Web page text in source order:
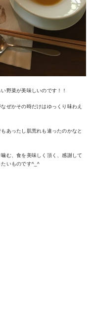
野菜が美味しいのです！！
ぜかその時だけはゆっくり味わえ
あったし肌荒れも違ったのかなと
む、食を美味しく頂く、感謝して
いものです^_^